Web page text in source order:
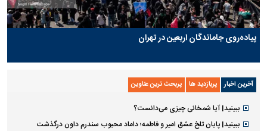
پیاده‌روی جاماندگان اربعین در تهران
آخرین اخبار پربازدید ها پربحث ترین عناوین
ببینید| آیا شمخانی چیزی می‌دانست؟
ببینید| پایان تلخ عشق امیر و فاطمه؛ داماد محبوب سندرم داون درگذشت